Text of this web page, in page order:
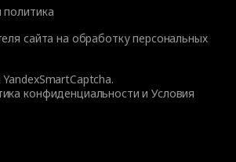
сайта на обработку персональных
конфиденциальности иУсловия